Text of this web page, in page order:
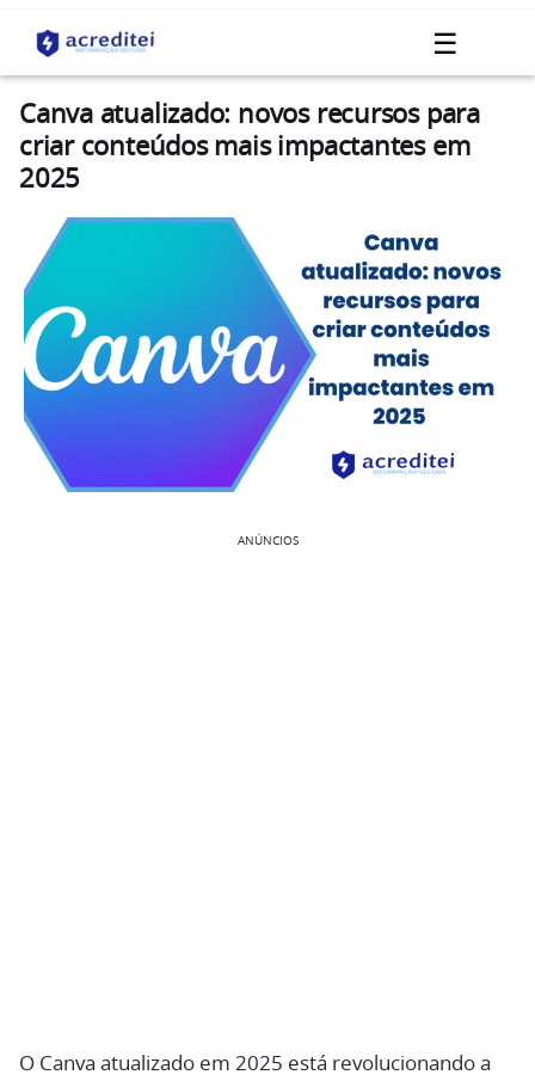
☰
Canva atualizado: novos recursos para
criar conteúdos mais impactantes em
2025
ANÚNCIOS
O Canva atualizado em 2025 está revolucionando a